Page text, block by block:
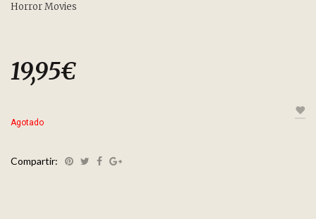
Horror Movies
19,95€
Agotado
Compartir: